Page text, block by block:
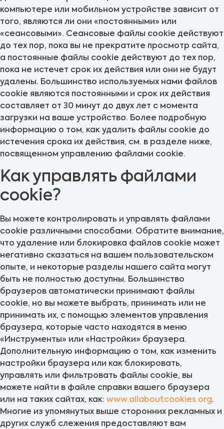
компьютере или мобильном устройстве зависит от
того, являются ли они «постоянными» или
«сеансовыми». Сеансовые файлы cookie действуют
до тех пор, пока вы не прекратите просмотр сайта,
а постоянные файлы cookie действуют до тех пор,
пока не истечет срок их действия или они не будут
удалены. Большинство используемых нами файлов
cookie являются постоянными и срок их действия
составляет от 30 минут до двух лет с момента
загрузки на ваше устройство. Более подробную
информацию о том, как удалить файлы cookie до
истечения срока их действия, см. в разделе ниже,
посвященном управлению файлами cookie.
Как управлять файлами
cookie?
Вы можете контролировать и управлять файлами
cookie различными способами. Обратите внимание,
что удаление или блокировка файлов cookie может
негативно сказаться на вашем пользовательском
опыте, и некоторые разделы нашего сайта могут
быть не полностью доступны. Большинство
браузеров автоматически принимают файлы
cookie, но вы можете выбрать, принимать или не
принимать их, с помощью элементов управления
браузера, которые часто находятся в меню
«Инструменты» или «Настройки» браузера.
Дополнительную информацию о том, как изменить
настройки браузера или как блокировать,
управлять или фильтровать файлы cookie, вы
можете найти в файле справки вашего браузера
или на таких сайтах, как: www.allaboutcookies.org.
Многие из упомянутых выше сторонних рекламных и
других служб слежения предоставляют вам